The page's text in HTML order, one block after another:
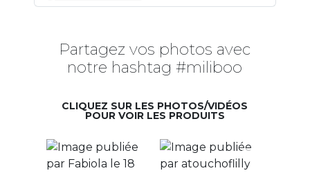
Partagez vos photos avec
notre hashtag #miliboo
CLIQUEZ SUR LES PHOTOS/VIDÉOS
POUR VOIR LES PRODUITS